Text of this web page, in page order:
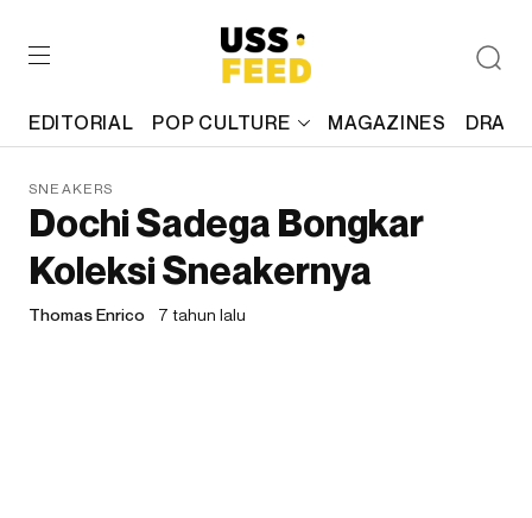
EDITORIAL POP CULTURE MAGAZINES
SNEAKERS
Dochi Sadega Bongkar
Koleksi Sneakernya
Thomas Enrico 7 tahun lalu